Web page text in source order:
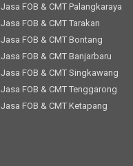
Jasa FOB & CMT Palangkaraya
Jasa FOB & CMT Tarakan
Jasa FOB & CMT Bontang
Jasa FOB & CMT Banjarbaru
Jasa FOB & CMT Singkawang
Jasa FOB & CMT Tenggarong
Jasa FOB & CMT Ketapang